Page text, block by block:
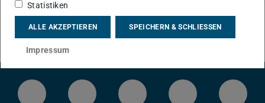
Statistiken
ALLE AKZEPTIEREN SPEICHERN & SCHLIESSEN
Impressum